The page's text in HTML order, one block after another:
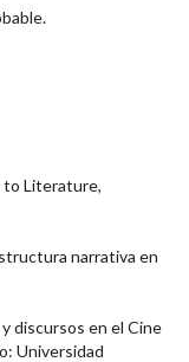
to Literature,
narrativa en
discursos en el Cine
Universidad